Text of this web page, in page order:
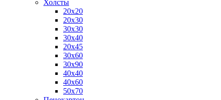
Холсты
20х20
20х30
30х30
30х40
20х45
30х60
30х90
40х40
40х60
50х70